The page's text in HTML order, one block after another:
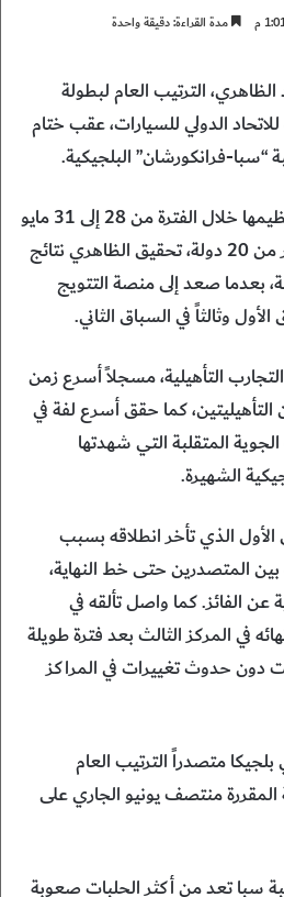
مدة القراءة: دقيقة واحدة
الترتيب العام لبطولة
للاتحاد الدولي للسيارات، عقب ختام
“سبا-فرانكورشان” البلجيكية.
وشهدت الجولة، التي تم تنظيمها خلال الفترة من 28 إلى 31 مايو
بمشاركة 30 سائقاً من أكثر من 20 دولة، تحقيق الظاهري نتائج
بعدما صعد إلى منصة التتويج
وثالثاً في السباق الثاني.
التأهيلية، مسجلاً أسرع زمن
كما حقق أسرع لفة في
المتقلبة التي شهدتها
الشهيرة.
الذي تأخر انطلاقه بسبب
بين المتصدرين حتى خط النهاية،
بفارق 0.137 ثانية عن الفائز. كما واصل تألقه في
في المركز الثالث بعد فترة طويلة
دون حدوث تغييرات في المراكز
بلجيكا متصدراً الترتيب العام
المقررة منتصف يونيو الجاري على
سبا تعد من أكثر الحلبات صعوبة